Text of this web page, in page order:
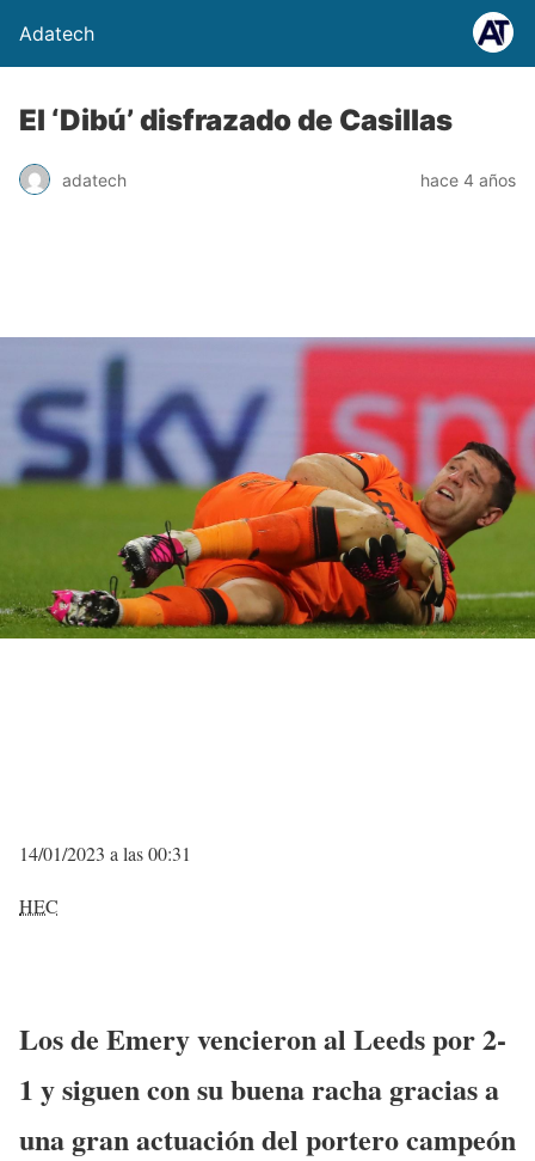
Adatech
El ‘Dibú’ disfrazado de Casillas
adatech hace 4 años
14/01/2023 a las 00:31
HEC
Los de Emery vencieron al Leeds por 2-
1 y siguen con su buena racha gracias a
una gran actuación del portero campeón